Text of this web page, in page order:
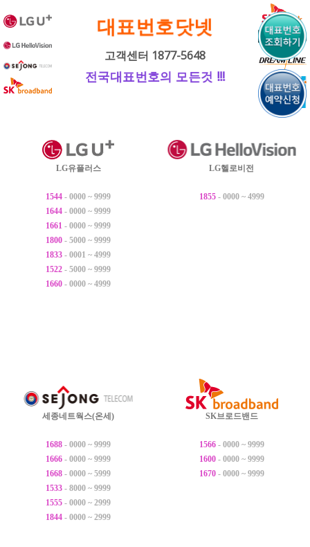
용
으
로
로
대표번호닷넷
고객센터 1877-5648
전국대표번호의 모든것 !!!
LG유플러스
1544 - 0000 ~ 9999
1644 - 0000 ~ 9999
1661 - 0000 ~ 9999
1800 - 5000 ~ 9999
1833 - 0001 ~ 4999
1522 - 5000 ~ 9999
1660 - 0000 ~ 4999
LG헬로비전
1855- 0000 ~ 4999
세종네트웍스(온세)
1688 - 0000 ~ 9999
1666 - 0000 ~ 9999
1668 - 0000 ~ 5999
1533 - 8000 ~ 9999
1555 - 0000 ~ 2999
1844 - 0000 ~ 2999
SK브로드밴드
1566- 0000 ~ 9999
1600- 0000 ~ 9999
1670- 0000 ~ 9999